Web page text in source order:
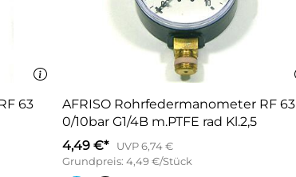
63
AFRISO Rohrfedermanometer RF 63
0/10bar G1/4B m.PTFE rad Kl.2,5
4,49 €*
UVP 6,74 €
Grundpreis: 4,49 €/Stück